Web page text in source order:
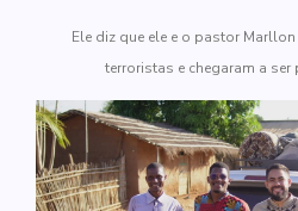
Ele diz que ele e o pastor
terroristas e chegaram a